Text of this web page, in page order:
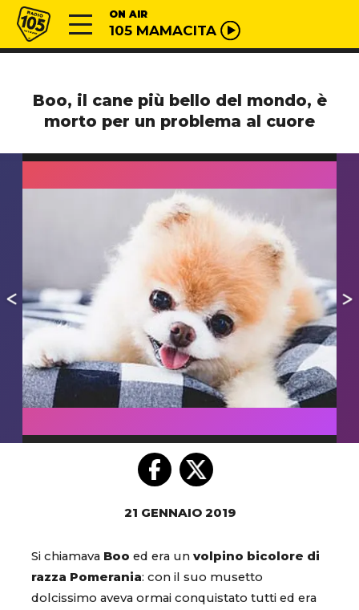
Vai al contenuto
Radio 105 ON AIR
105 MAMACITA
Boo, il cane più bello del mondo, è
morto per un problema al cuore
21 GENNAIO 2019
Si chiamava Boo ed era un volpino bicolore di
razza Pomerania: con il suo musetto
dolcissimo aveva ormai conquistato tutti ed era